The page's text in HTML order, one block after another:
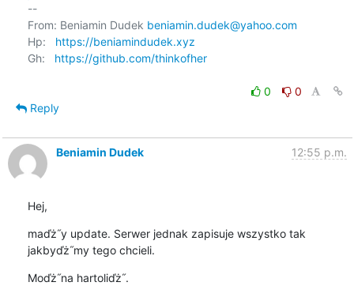
--
From: Beniamin Dudek beniamin.dudek@yahoo.com
Hp: https://beniamindudek.xyz
Gh: https://github.com/thinkofher
0
0
Reply
Beniamin Dudek 12:55 p.m.
Hej,
maďż˝y update. Serwer jednak zapisuje wszystko tak
jakbyďż˝my tego chcieli.
Moďż˝na hartoliďż˝.